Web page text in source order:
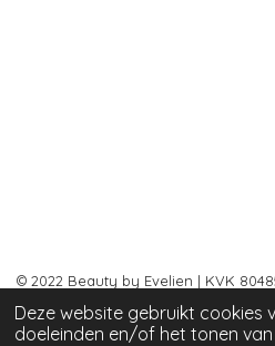
Deze website gebruikt cookies
doeleinden en/of het tonen
© 2022 Beauty by Evelien | KVK
|Algemene voorwaarden
Powered byJouwWeb